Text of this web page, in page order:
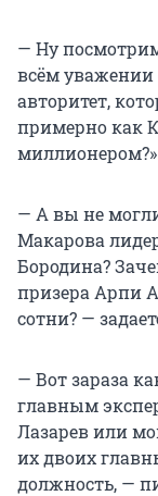
— Ну
всём уважении
авторитет,
примерно как
миллионером?»
— А вы не
Макарова
Бородина?
призера Арпи
сотни? —
— Вот зараза
главным
Лазарев или
их двоих
должность, —